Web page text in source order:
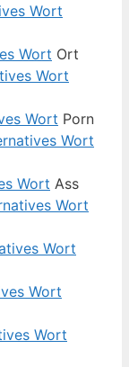
Wort
Wort Ort
Wort
Wort Porn
Wort
Wort Ass
Wort
Wort
Wort
Wort